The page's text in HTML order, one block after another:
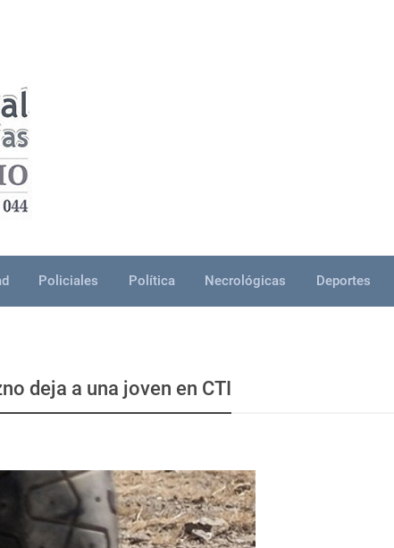
Policiales Política Necrológicas Deportes
deja a una joven en CTI